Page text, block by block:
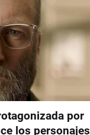
por
los personajes